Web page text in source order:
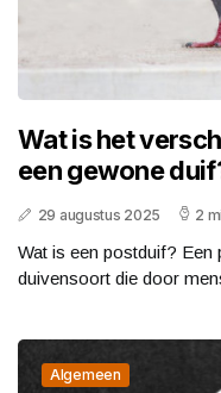
Wat is het
een gewone
29 augustus 2025 2
Wat is een postduif? Een
duivensoort die door
Algemeen